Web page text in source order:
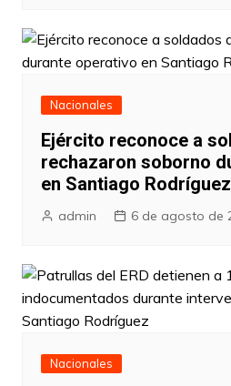
Nacionales
Ejército reconoce a
rechazaron soborno
en Santiago Rodríguez
admin 6 de agosto de
Nacionales